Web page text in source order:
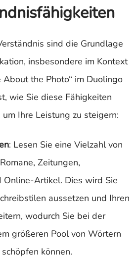
sind die Grundlage
insbesondere im Kontext
the Photo“ im Duolingo
wie Sie diese Fähigkeiten
Ihre Leistung zu steigern:
: Lesen Sie eine Vielzahl von
Zeitungen,
Online-Artikel. Dies wird Sie
aussetzen und Ihren
wodurch Sie bei der
größeren Pool von Wörtern
können.